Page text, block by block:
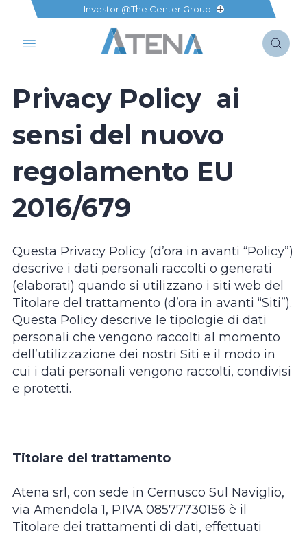
Investor @The Center Group
Privacy Policy ai
sensi del nuovo
regolamento EU
2016/679
Questa Privacy Policy (d’ora in avanti “Policy”)
descrive i dati personali raccolti o generati
(elaborati) quando si utilizzano i siti web del
Titolare del trattamento (d’ora in avanti “Siti”).
Questa Policy descrive le tipologie di dati
personali che vengono raccolti al momento
dell’utilizzazione dei nostri Siti e il modo in
cui i dati personali vengono raccolti, condivisi
e protetti.
Titolare del trattamento
Atena srl, con sede in Cernusco Sul Naviglio,
via Amendola 1, P.IVA 08577730156 è il
Titolare dei trattamenti di dati, effettuati